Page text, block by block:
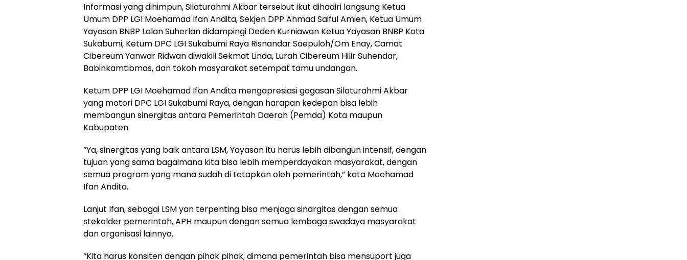
Informasi yang dihimpun, Silaturahmi Akbar tersebut ikut dihadiri langsung Ketua
Umum DPP LGI Moehamad Ifan Andita, Sekjen DPP Ahmad Saiful Amien, Ketua Umum
Yayasan BNBP Lalan Suherlan didampingi Deden Kurniawan Ketua Yayasan BNBP Kota
Sukabumi, Ketum DPC LGI Sukabumi Raya Risnandar Saepuloh/Om Enay, Camat
Cibereum Yanwar Ridwan diwakili Sekmat Linda, Lurah Cibereum Hilir Suhendar,
Babinkamtibmas, dan tokoh masyarakat setempat tamu undangan.
Ketum DPP LGI Moehamad Ifan Andita mengapresiasi gagasan Silaturahmi Akbar
yang motori DPC LGI Sukabumi Raya, dengan harapan kedepan bisa lebih
membangun sinergitas antara Pemerintah Daerah (Pemda) Kota maupun
Kabupaten.
“Ya, sinergitas yang baik antara LSM, Yayasan itu harus lebih dibangun intensif, dengan
tujuan yang sama bagaimana kita bisa lebih memperdayakan masyarakat, dengan
semua program yang mana sudah di tetapkan oleh pemerintah,” kata Moehamad
Ifan Andita.
Lanjut Ifan, sebagai LSM yan terpenting bisa menjaga sinargitas dengan semua
stekolder pemerintah, APH maupun dengan semua lembaga swadaya masyarakat
dan organisasi lainnya.
“Kita harus konsiten dengan pihak pihak, dimana pemerintah bisa mensuport juga